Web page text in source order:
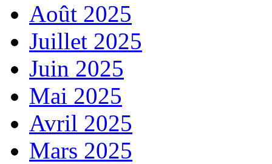
Août 2025
Juillet 2025
Juin 2025
Mai 2025
Avril 2025
Mars 2025